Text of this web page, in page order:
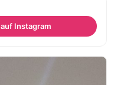
Instagram